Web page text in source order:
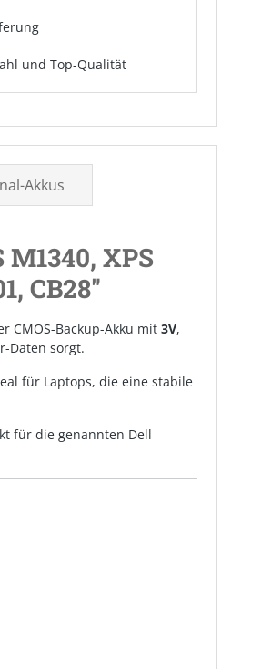
und Top-Qualität
Akkus
XPS
CB28"
CMOS-Backup-Akku mit 3V,
Daten sorgt.
für Laptops, die eine stabile
für die genannten Dell